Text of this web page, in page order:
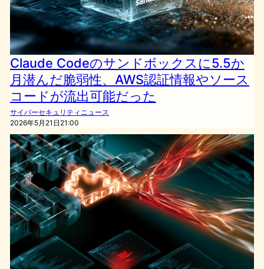
Claude Codeのサンドボックスに5.5か
月潜んだ脆弱性、AWS認証情報やソース
コードが流出可能だった
サイバーセキュリティニュース
2026年5月21日21:00